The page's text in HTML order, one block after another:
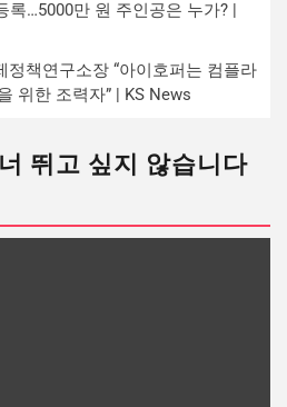
록…5000만 원 주인공은 누가? |
정책연구소장 “아이호퍼는 컴플라
위한 조력자” | KS News
뛰고 싶지 않습니다